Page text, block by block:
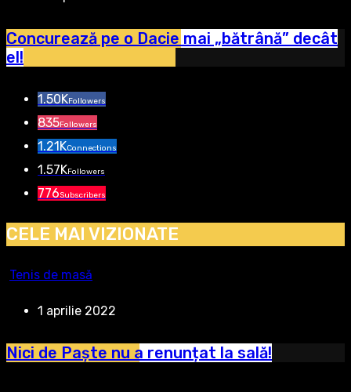
Concurează pe o Dacie mai „bătrână” decât
el!
1.50KFollowers
835Followers
1.21KConnections
1.57KFollowers
776Subscribers
CELE MAI VIZIONATE
Tenis de masă
1 aprilie 2022
Nici de Paște nu a renunțat la sală!